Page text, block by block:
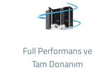
Full Performans ve
Tam Donanım